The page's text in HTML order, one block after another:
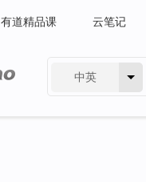
有道精品课 云笔记
中英